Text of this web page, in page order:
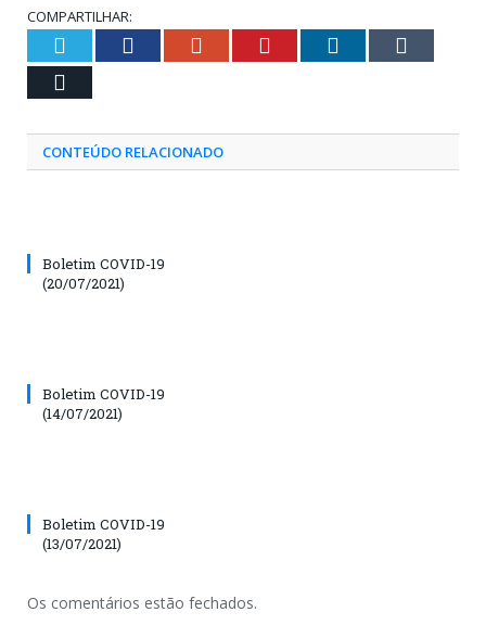
COMPARTILHAR:
Twitter Facebook Google+ Pinterest LinkedIn
CONTEÚDO RELACIONADO
Boletim COVID-19
(20/07/2021)
Boletim COVID-19
(14/07/2021)
Boletim COVID-19
(13/07/2021)
Os comentários estão fechados.